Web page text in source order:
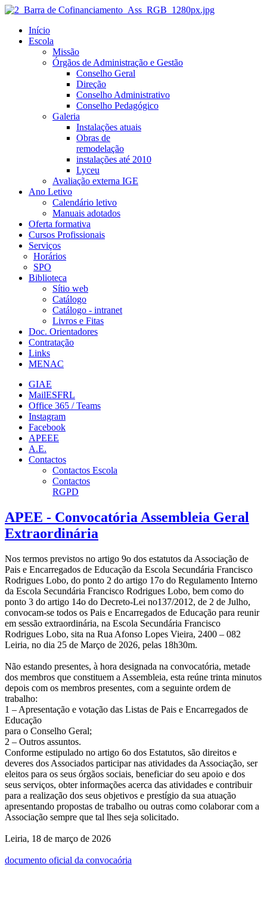
Início
Escola
Missão
Órgãos de Administração e Gestão
Conselho Geral
Direção
Conselho Administrativo
Conselho Pedagógico
Galeria
Instalações atuais
Obras de
remodelação
instalações até 2010
Lyceu
Avaliação externa IGE
Ano Letivo
Calendário letivo
Manuais adotados
Oferta formativa
Cursos Profissionais
Serviços
Horários
SPO
Biblioteca
Sítio web
Catálogo
Catálogo - intranet
Livros e Fitas
Doc. Orientadores
Contratação
Links
MENAC
GIAE
MailESFRL
Office 365 / Teams
Instagram
Facebook
APEEE
A.E.
Contactos
Contactos Escola
Contactos
RGPD
APEE - Convocatória Assembleia Geral
Extraordinária
Nos termos previstos no artigo 9o dos estatutos da Associação de
Pais e Encarregados de Educação da Escola Secundária Francisco
Rodrigues Lobo, do ponto 2 do artigo 17o do Regulamento Interno
da Escola Secundária Francisco Rodrigues Lobo, bem como do
ponto 3 do artigo 14o do Decreto-Lei no137/2012, de 2 de Julho,
convocam-se todos os Pais e Encarregados de Educação para reunir
em sessão extraordinária, na Escola Secundária Francisco
Rodrigues Lobo, sita na Rua Afonso Lopes Vieira, 2400 – 082
Leiria, no dia 25 de Março de 2026, pelas 18h30m.
Não estando presentes, à hora designada na convocatória, metade
dos membros que constituem a Assembleia, esta reúne trinta minutos
depois com os membros presentes, com a seguinte ordem de
trabalho:
1 – Apresentação e votação das Listas de Pais e Encarregados de
Educação
para o Conselho Geral;
2 – Outros assuntos.
Conforme estipulado no artigo 6o dos Estatutos, são direitos e
deveres dos Associados participar nas atividades da Associação, ser
eleitos para os seus órgãos sociais, beneficiar do seu apoio e dos
seus serviços, obter informações acerca das atividades e contribuir
para a realização dos seus objetivos e prestígio da sua atuação
apresentando propostas de trabalho ou outras como colaborar com a
Associação sempre que tal lhes seja solicitado.
Leiria, 18 de março de 2026
documento oficial da convocaória